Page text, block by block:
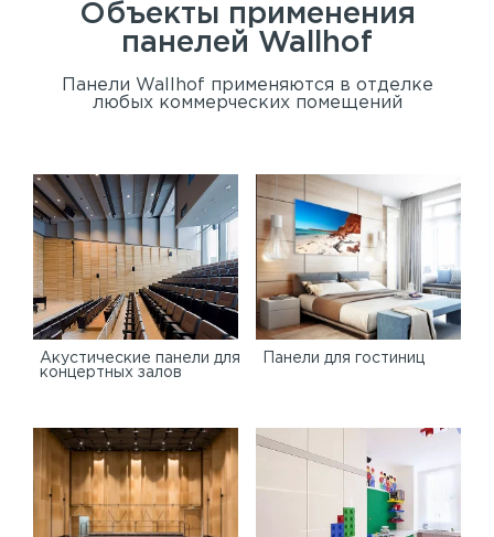
Объекты применения
панелей Wallhof
Панели Wallhof применяются в отделке
любых коммерческих помещений
Акустические панели для
концертных залов
Панели для гостиниц